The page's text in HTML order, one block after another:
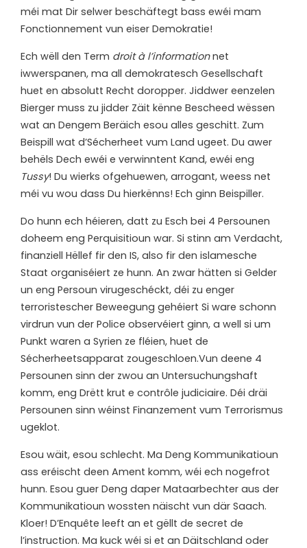
méi mat Dir selwer beschäftegt bass ewéi mam
Fonctionnement vun eiser Demokratie!
Ech wëll den Term droit à l’informationnet
iwwerspanen, ma all demokratesch Gesellschaft
huet en absolutt Recht doropper. Jiddwer eenzelen
Bierger muss zu jidder Zäit kënne Bescheed wëssen
wat an Dengem Beräich esou alles geschitt. Zum
Beispill wat d’Sécherheet vum Land ugeet. Du awer
behëls Dech ewéi e verwinntent Kand, ewéi eng
Tussy! Du wierks ofgehuewen, arrogant, weess net
méi vu wou dass Du hierkënns! Ech ginn Beispiller.
Do hunn ech héieren, datt zu Esch bei 4 Persounen
doheem eng Perquisitioun war. Si stinn am Verdacht,
finanziell Hëllef fir den IS, also fir den islamesche
Staat organiséiert ze hunn. An zwar hätten si Gelder
un eng Persoun virugeschéckt, déi zu enger
terroristescher Beweegung gehéiert Si ware schonn
virdrun vun der Police observéiert ginn, a well si um
Punkt waren a Syrien ze fléien, huet de
Sécherheetsapparat zougeschloen.Vun deene 4
Persounen sinn der zwou an Untersuchungshaft
komm, eng Drëtt krut e contrôle judiciaire. Déi dräi
Persounen sinn wéinst Finanzement vum Terrorismus
ugeklot.
Esou wäit, esou schlecht. Ma Deng Kommunikatioun
ass eréischt deen Ament komm, wéi ech nogefrot
hunn. Esou guer Deng daper Mataarbechter aus der
Kommunikatioun wossten näischt vun där Saach.
Kloer! D’Enquête leeft an et gëllt de secret de
l’instruction. Ma kuck wéi si et an Däitschland oder